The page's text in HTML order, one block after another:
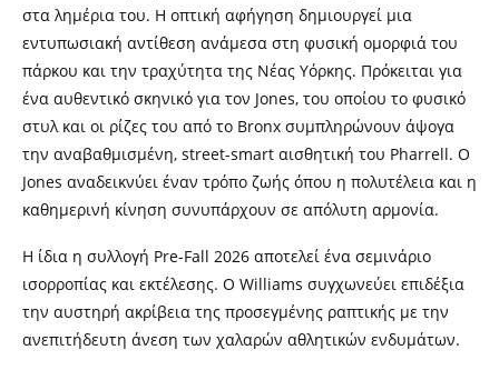
στα λημέρια του. Η οπτική αφήγηση δημιουργεί μια
εντυπωσιακή αντίθεση ανάμεσα στη φυσική ομορφιά του
πάρκου και την τραχύτητα της Νέας Υόρκης. Πρόκειται για
ένα αυθεντικό σκηνικό για τον Jones, του οποίου το φυσικό
στυλ και οι ρίζες του από το Bronx συμπληρώνουν άψογα
την αναβαθμισμένη, street-smart αισθητική του Pharrell. O
Jones αναδεικνύει έναν τρόπο ζωής όπου η πολυτέλεια και η
καθημερινή κίνηση συνυπάρχουν σε απόλυτη αρμονία.
Η ίδια η συλλογή Pre-Fall 2026 αποτελεί ένα σεμινάριο
ισορροπίας και εκτέλεσης. Ο Williams συγχωνεύει επιδέξια
την αυστηρή ακρίβεια της προσεγμένης ραπτικής με την
ανεπιτήδευτη άνεση των χαλαρών αθλητικών ενδυμάτων.